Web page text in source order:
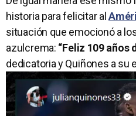
historia para felicitar al
situación que emocionó a
azulcrema: “Feliz 109 años
dedicatoria y Quiñones a su